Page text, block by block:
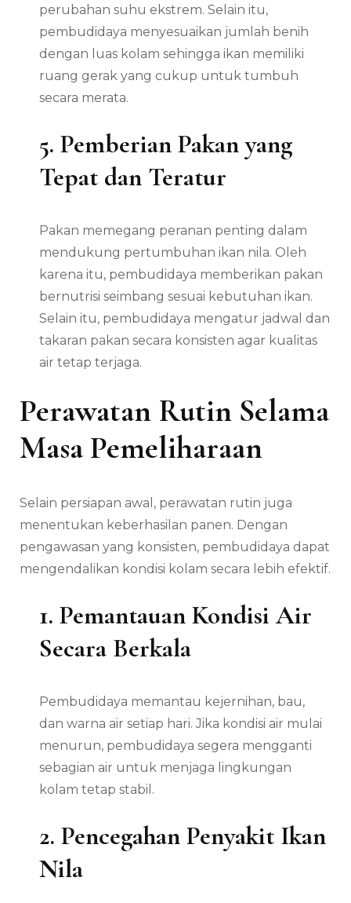
perubahan suhu ekstrem. Selain itu,
pembudidaya menyesuaikan jumlah benih
dengan luas kolam sehingga ikan memiliki
ruang gerak yang cukup untuk tumbuh
secara merata.
5. Pemberian Pakan yang
Tepat dan Teratur
Pakan memegang peranan penting dalam
mendukung pertumbuhan ikan nila. Oleh
karena itu, pembudidaya memberikan pakan
bernutrisi seimbang sesuai kebutuhan ikan.
Selain itu, pembudidaya mengatur jadwal dan
takaran pakan secara konsisten agar kualitas
air tetap terjaga.
Perawatan Rutin Selama
Masa Pemeliharaan
Selain persiapan awal, perawatan rutin juga
menentukan keberhasilan panen. Dengan
pengawasan yang konsisten, pembudidaya dapat
mengendalikan kondisi kolam secara lebih efektif.
1. Pemantauan Kondisi Air
Secara Berkala
Pembudidaya memantau kejernihan, bau,
dan warna air setiap hari. Jika kondisi air mulai
menurun, pembudidaya segera mengganti
sebagian air untuk menjaga lingkungan
kolam tetap stabil.
2. Pencegahan Penyakit Ikan
Nila